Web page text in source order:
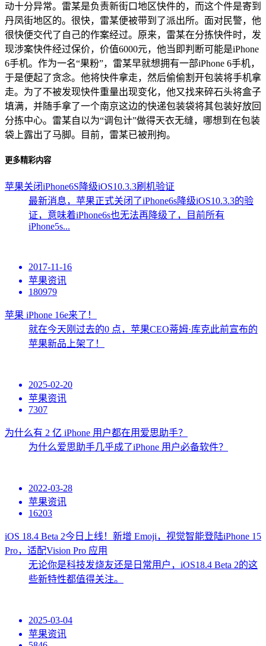
动十分异常。雷某是负责新街口地区快件的，而这个件是寄到
丹凤街地区的。很快，雷某便被带到了派出所。面对民警，他
很快便交代了自己的作案经过。原来，雷某在分拣快件时，发
现涉案快件经过保价，价值6000元，他当即判断可能是iPhone
6手机。作为一名“果粉”，雷某早就想拥有一部iPhone 6手机，
于是便起了贪念。他将快件拿走，然后偷偷割开包装将手机拿
走。为了不被发现快件重量出现变化，他又找来碎石头将盒子
填满，并随手拿了一个南京这边的快递包装袋将其包装好放回
分拣中心。雷某自以为“调包计”做得天衣无缝，哪想到在包装
袋上露出了马脚。目前，雷某已被刑拘。
更多精彩内容
苹果关闭iPhone6S降级iOS10.3.3刷机验证
最新消息，苹果正式关闭了iPhone6s降级iOS10.3.3的验
证，意味着iPhone6s也无法再降级了，目前所有
iPhone5s...
2017-11-16
苹果资讯
180979
苹果 iPhone 16e来了！
就在今天刚过去的0 点，苹果CEO蒂姆·库克此前宣布的
苹果新品上架了！
2025-02-20
苹果资讯
7307
为什么有 2 亿 iPhone 用户都在用爱思助手？
为什么爱思助手几乎成了iPhone 用户必备软件？
2022-03-28
苹果资讯
16203
iOS 18.4 Beta 2今日上线！新增 Emoji，视觉智能登陆iPhone 15
Pro，适配Vision Pro 应用
无论你是科技发烧友还是日常用户，iOS18.4 Beta 2的这
些新特性都值得关注。
2025-03-04
苹果资讯